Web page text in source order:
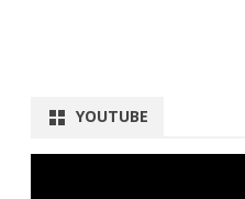
YOUTUBE
動